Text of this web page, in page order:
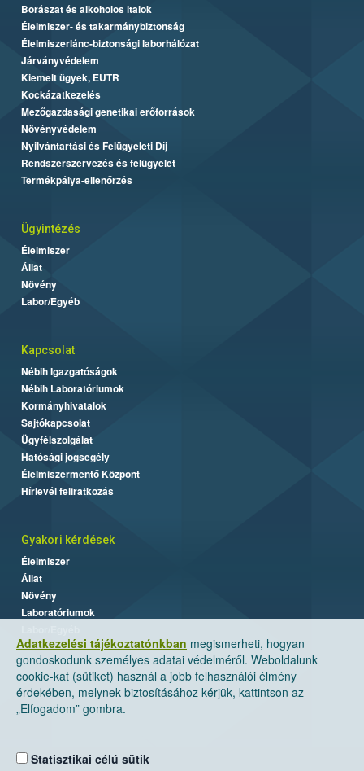
Adatkezelési tájékoztatónkban megismerheti, hogyan
gondoskodunk személyes adatai védelméről. Weboldalunk
cookie-kat (sütiket) használ a jobb felhasználói élmény
érdekében, melynek biztosításához kérjük, kattintson az
„Elfogadom” gombra.
Statisztikai célú sütik
Borászat és alkoholos italok
Élelmiszer- és takarmánybiztonság
Élelmiszerlánc-biztonsági laborhálózat
Járványvédelem
Kiemelt ügyek, EUTR
Kockázatkezelés
Mezőgazdasági genetikai erőforrások
Növényvédelem
Nyilvántartási és Felügyeleti Díj
Rendszerszervezés és felügyelet
Termékpálya-ellenőrzés
Ügyintézés
Élelmiszer
Állat
Növény
Labor/Egyéb
Kapcsolat
Nébih Igazgatóságok
Nébih Laboratóriumok
Kormányhivatalok
Sajtókapcsolat
Ügyfélszolgálat
Hatósági jogsegély
Élelmiszermentő Központ
Hírlevél feliratkozás
Gyakori kérdések
Élelmiszer
Állat
Növény
Laboratóriumok